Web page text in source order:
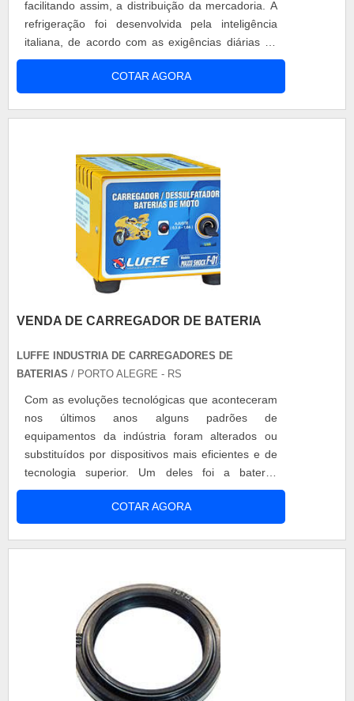
facilitando assim, a distribuição da mercadoria. A
refrigeração foi desenvolvida pela inteligência
italiana, de acordo com as exigências diárias do
cliente final. Motivos para escolher o aparelho
Produtos com alta performance; Segurança dos
equipamentos; Matéria-prima de qualidade;
COTAR AGORA
VENDA DE CARREGADOR DE BATERIA
LUFFE INDUSTRIA DE CARREGADORES DE
BATERIAS / PORTO ALEGRE - RS
Com as evoluções tecnológicas que aconteceram
nos últimos anos alguns padrões de
equipamentos da indústria foram alterados ou
substituídos por dispositivos mais eficientes e de
tecnologia superior. Um deles foi a bateria,
antigamente esses aparelhos eram quase que
descartáveis, uma vez que a carga presente nela
acabava a mesma seria descartada como lixo e
COTAR AGORA